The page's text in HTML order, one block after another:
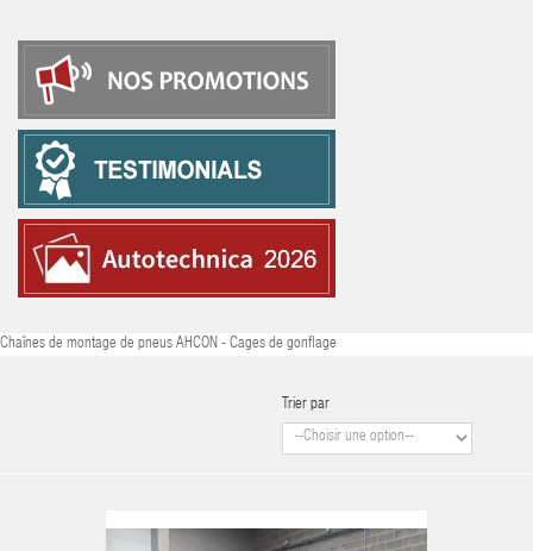
Chaînes de montage de pneus AHCON - Cages de gonflage
Trier par